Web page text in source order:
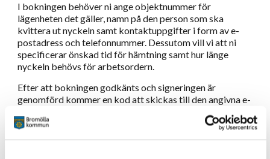
I bokningen behöver ni ange objektnummer för
lägenheten det gäller, namn på den person som ska
kvittera ut nyckeln samt kontaktuppgifter i form av e-
postadress och telefonnummer. Dessutom vill vi att ni
specificerar önskad tid för hämtning samt hur länge
nyckeln behövs för arbetsordern.
Efter att bokningen godkänts och signeringen är
genomförd kommer en kod att skickas till den angivna e-
till både nyckelskåpet och entrédörren på Nyängsgatan